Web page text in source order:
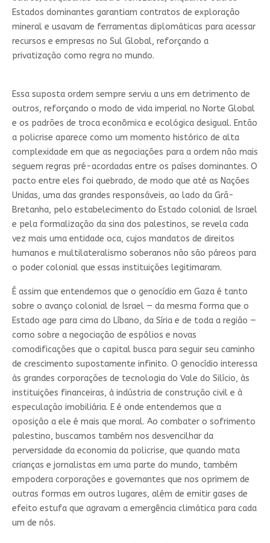
Estados dominantes garantiam contratos de exploração
mineral e usavam de ferramentas diplomáticas para acessar
recursos e empresas no Sul Global, reforçando a
privatização como regra no mundo.
Essa suposta ordem sempre serviu a uns em detrimento de
outros, reforçando o modo de vida imperial no Norte Global
e os padrões de troca econômica e ecológica desigual. Então
a policrise aparece como um momento histórico de alta
complexidade em que as negociações para a ordem não mais
seguem regras pré-acordadas entre os países dominantes. O
pacto entre eles foi quebrado, de modo que até as Nações
Unidas, uma das grandes responsáveis, ao lado da Grã-
Bretanha, pelo estabelecimento do Estado colonial de Israel
e pela formalização da sina dos palestinos, se revela cada
vez mais uma entidade oca, cujos mandatos de direitos
humanos e multilateralismo soberanos não são páreos para
o poder colonial que essas instituições legitimaram.
É assim que entendemos que o genocídio em Gaza é tanto
sobre o avanço colonial de Israel — da mesma forma que o
Estado age para cima do Líbano, da Síria e de toda a região —
como sobre a negociação de espólios e novas
comodificações que o capital busca para seguir seu caminho
de crescimento supostamente infinito. O genocídio interessa
às grandes corporações de tecnologia do Vale do Silício, às
instituições financeiras, à indústria de construção civil e à
especulação imobiliária. E é onde entendemos que a
oposição a ele é mais que moral. Ao combater o sofrimento
palestino, buscamos também nos desvencilhar da
perversidade da economia da policrise, que quando mata
crianças e jornalistas em uma parte do mundo, também
empodera corporações e governantes que nos oprimem de
outras formas em outros lugares, além de emitir gases de
efeito estufa que agravam a emergência climática para cada
um de nós.